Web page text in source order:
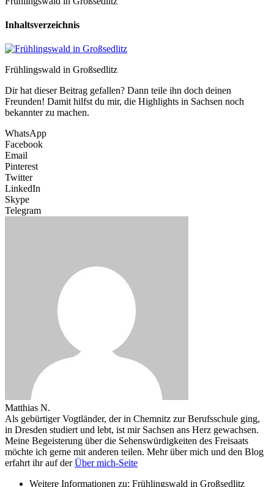
Inhaltsverzeichnis
Frühlingswald in Großsedlitz
Dir hat dieser Beitrag gefallen? Dann teile ihn doch deinen
Freunden! Damit hilfst du mir, die Highlights in Sachsen noch
bekannter zu machen.
WhatsApp
Facebook
Email
Pinterest
Twitter
LinkedIn
Skype
Telegram
Matthias N.
Als gebürtiger Vogtländer, der in Chemnitz zur Berufsschule ging,
in Dresden studiert und lebt, ist mir Sachsen ans Herz gewachsen.
Meine Begeisterung über die Sehenswürdigkeiten des Freisaats
möchte ich gerne mit anderen teilen. Mehr über mich und den Blog
erfahrt ihr auf derÜber mich-Seite
Weitere Informationen zu: Frühlingswald in Großsedlitz